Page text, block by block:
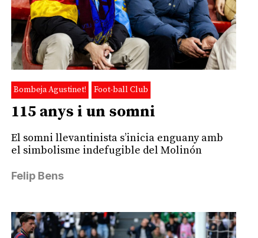
Bombeja Agustinet! Foot-ball Club
115 anys i un somni
El somni llevantinista s’inicia enguany amb
el simbolisme indefugible del Molinón
Felip Bens